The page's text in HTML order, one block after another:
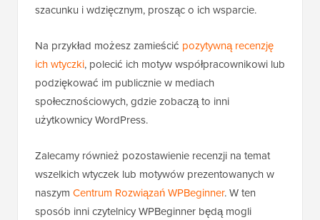
szacunku i wdzięcznym, prosząc o ich wsparcie.
Na przykład możesz zamieścić pozytywną recenzję
ich wtyczki, polecić ich motyw współpracownikowi lub
podziękować im publicznie w mediach
społecznościowych, gdzie zobaczą to inni
użytkownicy WordPress.
Zalecamy również pozostawienie recenzji na temat
wszelkich wtyczek lub motywów prezentowanych w
naszym Centrum Rozwiązań WPBeginner. W ten
sposób inni czytelnicy WPBeginner będą mogli